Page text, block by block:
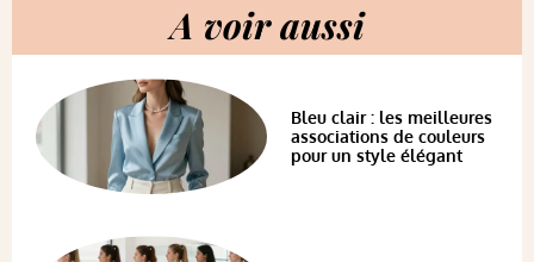
A voir aussi
Bleu clair : les meilleures
associations de couleurs
pour un style élégant